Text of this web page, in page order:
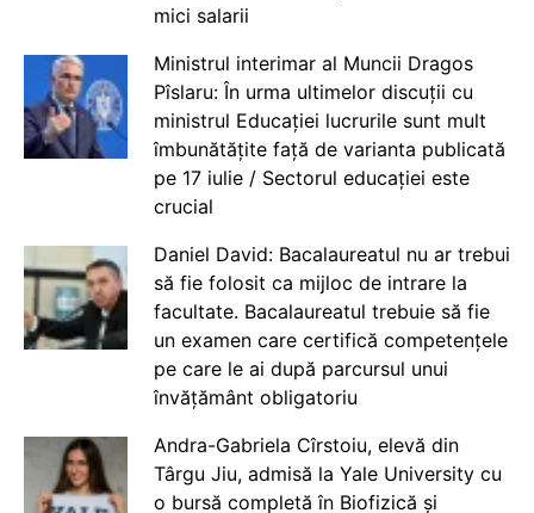
mici salarii
Ministrul interimar al Muncii Dragos
Pîslaru: În urma ultimelor discuții cu
ministrul Educației lucrurile sunt mult
îmbunătățite față de varianta publicată
pe 17 iulie / Sectorul educației este
crucial
Daniel David: Bacalaureatul nu ar trebui
să fie folosit ca mijloc de intrare la
facultate. Bacalaureatul trebuie să fie
un examen care certifică competențele
pe care le ai după parcursul unui
învățământ obligatoriu
Andra-Gabriela Cîrstoiu, elevă din
Târgu Jiu, admisă la Yale University cu
o bursă completă în Biofizică și